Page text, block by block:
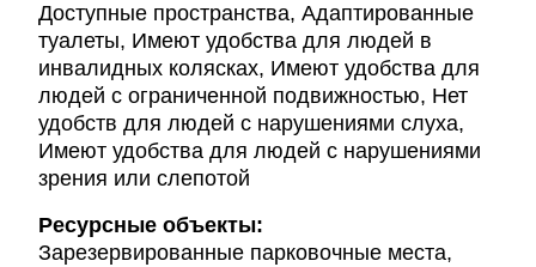
Доступные пространства, Адаптированные
туалеты, Имеют удобства для людей в
инвалидных колясках, Имеют удобства для
людей с ограниченной подвижностью, Нет
удобств для людей с нарушениями слуха,
Имеют удобства для людей с нарушениями
зрения или слепотой
Ресурсные объекты:
Зарезервированные парковочные места,